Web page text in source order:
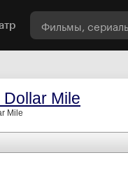
Dollar Mile
Mile